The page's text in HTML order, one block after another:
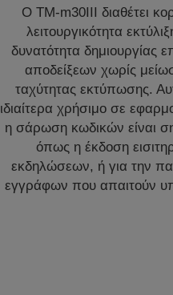
Ο TM-m30III διαθέτει
λειτουργικότητα
δυνατότητα δημιουργίας
αποδείξεων χωρίς
ταχύτητας εκτύπωσης.
ιδιαίτερα χρήσιμο σε
η σάρωση κωδικών είναι
όπως η έκδοση
εκδηλώσεων, ή για την
εγγράφων που απαιτούν